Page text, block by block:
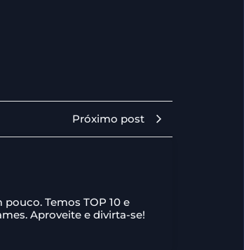
Próximo post
Temos TOP 10 e
Aproveite e divirta-se!